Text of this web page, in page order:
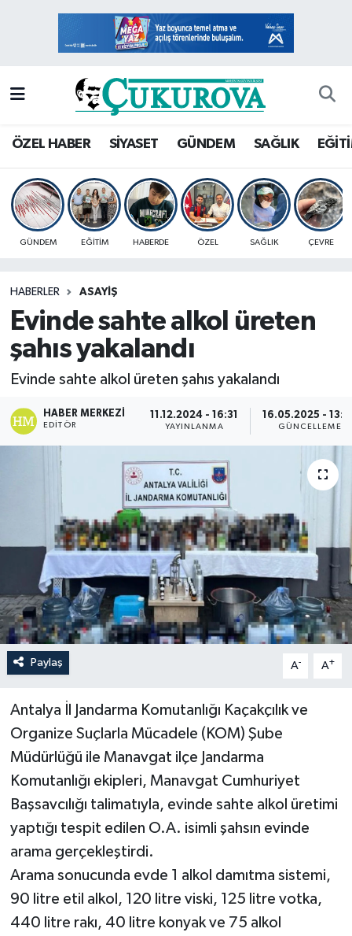
ÖZEL HABER SİYASET GÜNDEM SAĞLIK
GÜNDEM EĞİTİM HABERDE ÖZEL SAĞLIK ÇEVRE
HABERLER ASAYİŞ
Evinde sahte alkol üreten
şahıs yakalandı
Evinde sahte alkol üreten şahıs yakalandı
HABER MERKEZI
EDITÖR
11.12.2024 - 16:31
YAYINLANMA
16.05.2025 -
GÜNCELLEME
Paylaş A- A+
Antalya İl Jandarma Komutanlığı Kaçakçılık ve
Organize Suçlarla Mücadele (KOM) Şube
Müdürlüğü ile Manavgat ilçe Jandarma
Komutanlığı ekipleri, Manavgat Cumhuriyet
Başsavcılığı talimatıyla, evinde sahte alkol üretimi
yaptığı tespit edilen O.A. isimli şahsın evinde
arama gerçekleştirdi.
Arama sonucunda evde 1 alkol damıtma sistemi,
90 litre etil alkol, 120 litre viski, 125 litre votka,
440 litre rakı, 40 litre konyak ve 75 alkol
Mersin Hava Durumu
Mersin Namaz Vakitleri
Mersin Trafik Yoğunluk Haritası
Süper Lig Puan Durumu ve Fikstür
Son Dakika Haberleri
Haber Arşivi